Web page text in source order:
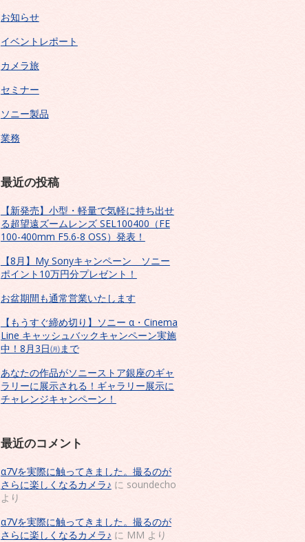
お知らせ
イベントレポート
カメラ旅
セミナー
ソニー製品
業務
最近の投稿
【新発売】小型・軽量で気軽に持ち出せ
る超望遠ズームレンズ SEL100400（FE
100-400mm F5.6-8 OSS）発表！
【8月】My Sonyキャンペーン ソニー
ポイント10万円分プレゼント！
お盆期間も通常営業いたします
【もうすぐ締め切り】ソニー α・Cinema
Line キャッシュバックキャンペーン実施
中！8月3日㈪まで
あなたの作品がソニーストア銀座のギャ
ラリーに展示される！ギャラリー展示に
チャレンジキャンペーン！
最近のコメント
α7Vを実際に触ってきました。撮るのが
さらに楽しくなるカメラ♪ に soundecho
より
α7Vを実際に触ってきました。撮るのが
さらに楽しくなるカメラ♪ に MM より